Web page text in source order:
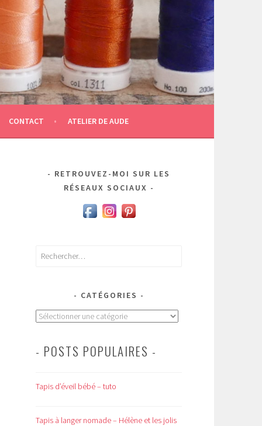
CONTACT ATELIER DE AUDE
RETROUVEZ-MOI SUR LES
RÉSEAUX SOCIAUX
Rechercher :
CATÉGORIES
Catégories
- POSTS POPULAIRES -
Tapis d’éveil bébé – tuto
Tapis à langer nomade – Hélène et les jolis